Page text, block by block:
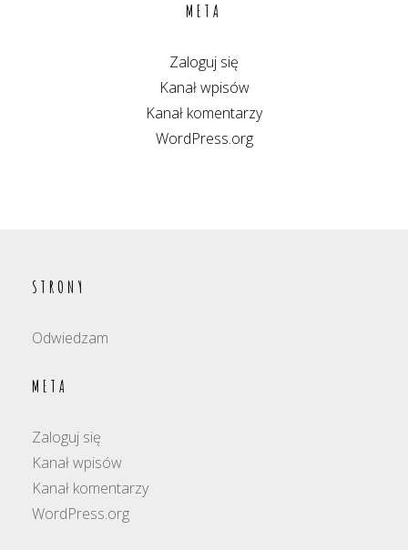
META
Zaloguj się
Kanał wpisów
Kanał komentarzy
WordPress.org
STRONY
Odwiedzam
META
Zaloguj się
Kanał wpisów
Kanał komentarzy
WordPress.org